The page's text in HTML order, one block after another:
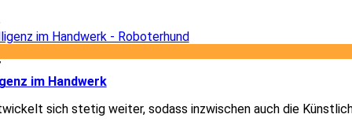
im Handwerk
sich stetig weiter, sodass inzwischen auch die